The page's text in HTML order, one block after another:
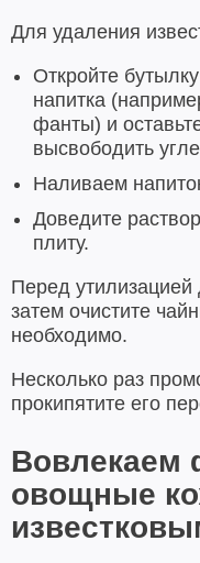
Для удаления
Откройте
напитка
фанты) и
высвободить
Наливаем
Доведите
плиту.
Перед утилизацией
затем очистите
необходимо.
Несколько раз
прокипятите его
Вовлекаем
овощные